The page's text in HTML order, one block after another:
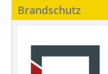
Brandschutz